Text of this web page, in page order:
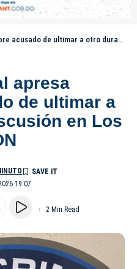
a otro durante discusión en Los Guaricanos, SDN
apresa
de ultimar a
en Los
19:07
2 Min Read